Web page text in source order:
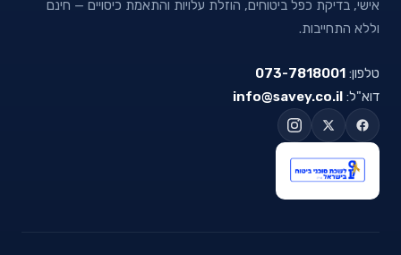
אישי, בדיקת כפל ביטוחים, הוזלת עלויות והתאמת כיסויים — חינם
וללא התחייבות.
טלפון: 073-7818001
דוא"ל: info@savey.co.il